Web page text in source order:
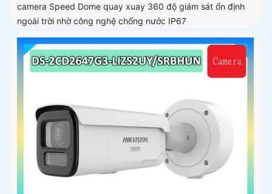
camera Speed Dome quay xuay 360 độ giám sát ổn định
ngoài trời nhờ công nghệ chống nước IP67